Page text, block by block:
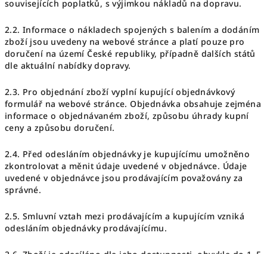
souvisejících poplatků, s výjimkou nákladů na dopravu.
2.2. Informace o nákladech spojených s balením a dodáním
zboží jsou uvedeny na webové stránce a platí pouze pro
doručení na území České republiky, případně dalších států
dle aktuální nabídky dopravy.
2.3. Pro objednání zboží vyplní kupující objednávkový
formulář na webové stránce. Objednávka obsahuje zejména
informace o objednávaném zboží, způsobu úhrady kupní
ceny a způsobu doručení.
2.4. Před odesláním objednávky je kupujícímu umožněno
zkontrolovat a měnit údaje uvedené v objednávce. Údaje
uvedené v objednávce jsou prodávajícím považovány za
správné.
2.5. Smluvní vztah mezi prodávajícím a kupujícím vzniká
odesláním objednávky prodávajícímu.